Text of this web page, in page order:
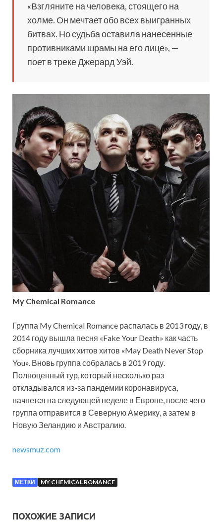
«Взгляните на человека, стоящего на
холме. Он мечтает обо всех выигранных
битвах. Но судьба оставила нанесенные
противниками шрамы на его лице», —
поет в треке Джерард Уэй.
My Chemical Romance
Группа My Chemical Romance распалась в 2013 году, в
2014 году вышла песня «Fake Your Death» как часть
сборника лучших хитов хитов «May Death Never Stop
You». Вновь группа собралась в 2019 году.
Полноценный тур, который несколько раз
откладывался из-за пандемии коронавируса,
начнется на следующей неделе в Европе, после чего
группа отправится в Северную Америку, а затем в
Новую Зеландию и Австралию.
newsmuz.com
МЕТКИ MY CHEMICAL ROMANCE
ПОХОЖИЕ ЗАПИСИ